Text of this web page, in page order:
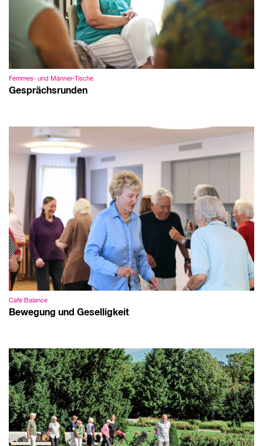
Femmes- und Männer-Tische
Gesprächsrunden
Café Balance
Bewegung und Geselligkeit